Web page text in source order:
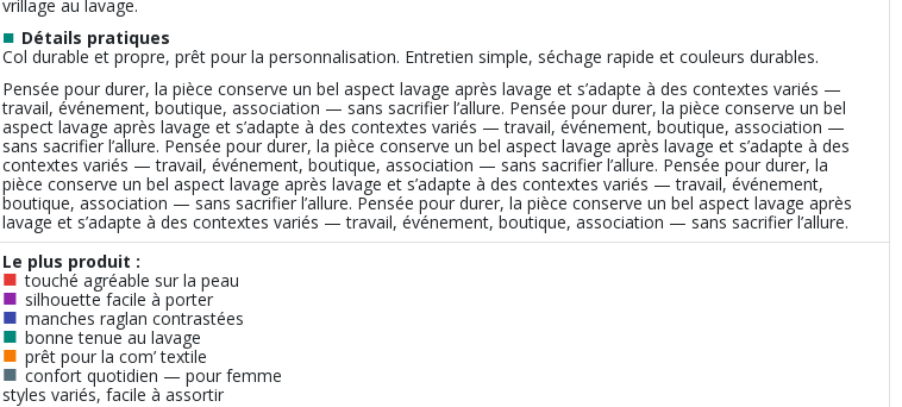
vrillage au lavage.
■ Détails pratiques
Col durable et propre, prêt pour la personnalisation. Entretien simple, séchage rapide et couleurs durables.
Pensée pour durer, la pièce conserve un bel aspect lavage après lavage et s’adapte à des contextes variés —
travail, événement, boutique, association — sans sacrifier l’allure. Pensée pour durer, la pièce conserve un bel
aspect lavage après lavage et s’adapte à des contextes variés — travail, événement, boutique, association —
sans sacrifier l’allure. Pensée pour durer, la pièce conserve un bel aspect lavage après lavage et s’adapte à des
contextes variés — travail, événement, boutique, association — sans sacrifier l’allure. Pensée pour durer, la
pièce conserve un bel aspect lavage après lavage et s’adapte à des contextes variés — travail, événement,
boutique, association — sans sacrifier l’allure. Pensée pour durer, la pièce conserve un bel aspect lavage après
lavage et s’adapte à des contextes variés — travail, événement, boutique, association — sans sacrifier l’allure.
Le plus produit :
■ touché agréable sur la peau
■ silhouette facile à porter
■ manches raglan contrastées
■ bonne tenue au lavage
■ prêt pour la com’ textile
■ confort quotidien — pour femme
styles variés, facile à assortir